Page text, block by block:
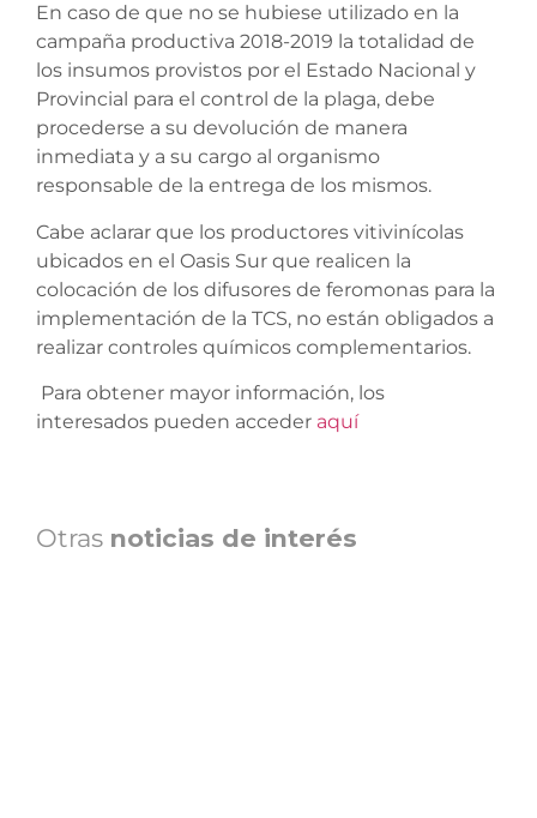
En caso de que no se hubiese utilizado en la
campaña productiva 2018-2019 la totalidad de
los insumos provistos por el Estado Nacional y
Provincial para el control de la plaga, debe
procederse a su devolución de manera
inmediata y a su cargo al organismo
responsable de la entrega de los mismos.
Cabe aclarar que los productores vitivinícolas
ubicados en el Oasis Sur que realicen la
colocación de los difusores de feromonas para la
implementación de la TCS, no están obligados a
realizar controles químicos complementarios.
Para obtener mayor información, los
interesados pueden acceder aquí
Otras noticias de interés